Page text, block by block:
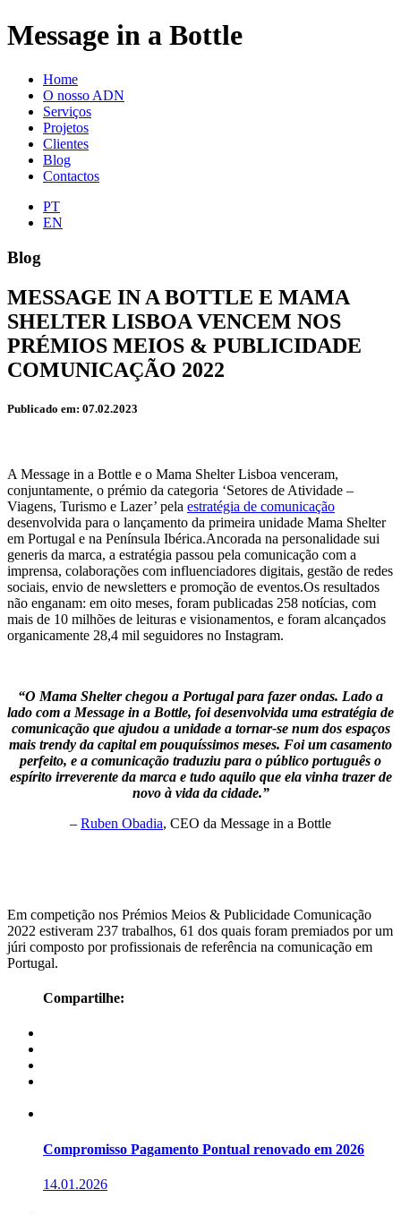
Message in a Bottle
Home
O nosso ADN
Serviços
Projetos
Clientes
Blog
Contactos
PT
EN
Blog
MESSAGE IN A BOTTLE E MAMA
SHELTER LISBOA VENCEM NOS
PRÉMIOS MEIOS & PUBLICIDADE
COMUNICAÇÃO 2022
Publicado em: 07.02.2023
A Message in a Bottle e o Mama Shelter Lisboa venceram,
conjuntamente, o prémio da categoria ‘Setores de Atividade –
Viagens, Turismo e Lazer’ pela estratégia de comunicação
desenvolvida para o lançamento da primeira unidade Mama Shelter
em Portugal e na Península Ibérica.Ancorada na personalidade sui
generis da marca, a estratégia passou pela comunicação com a
imprensa, colaborações com influenciadores digitais, gestão de redes
sociais, envio de newsletters e promoção de eventos.Os resultados
não enganam: em oito meses, foram publicadas 258 notícias, com
mais de 10 milhões de leituras e visionamentos, e foram alcançados
organicamente 28,4 mil seguidores no Instagram.
“O Mama Shelter chegou a Portugal para fazer ondas. Lado a
lado com a Message in a Bottle, foi desenvolvida uma estratégia de
comunicação que ajudou a unidade a tornar-se num dos espaços
mais trendy da capital em pouquíssimos meses. Foi um casamento
perfeito, e a comunicação traduziu para o público português o
espírito irreverente da marca e tudo aquilo que ela vinha trazer de
novo à vida da cidade.”
– Ruben Obadia, CEO da Message in a Bottle
Em competição nos Prémios Meios & Publicidade Comunicação
2022 estiveram 237 trabalhos, 61 dos quais foram premiados por um
júri composto por profissionais de referência na comunicação em
Portugal.
Compartilhe:
Compromisso Pagamento Pontual renovado em 2026
14.01.2026